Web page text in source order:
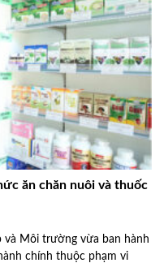
ăn chăn nuôi và thuốc
và Môi trường vừa ban hành
chính thuộc phạm vi